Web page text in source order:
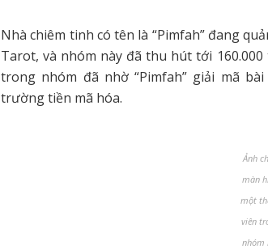
Nhà chiêm tinh có tên là “Pimfah” đang
Tarot, và nhóm này đã thu hút tới
trong nhóm đã nhờ “Pimfah” giải mã
trường tiền mã hóa.
Ảnh
màn
một
viên
nhóm